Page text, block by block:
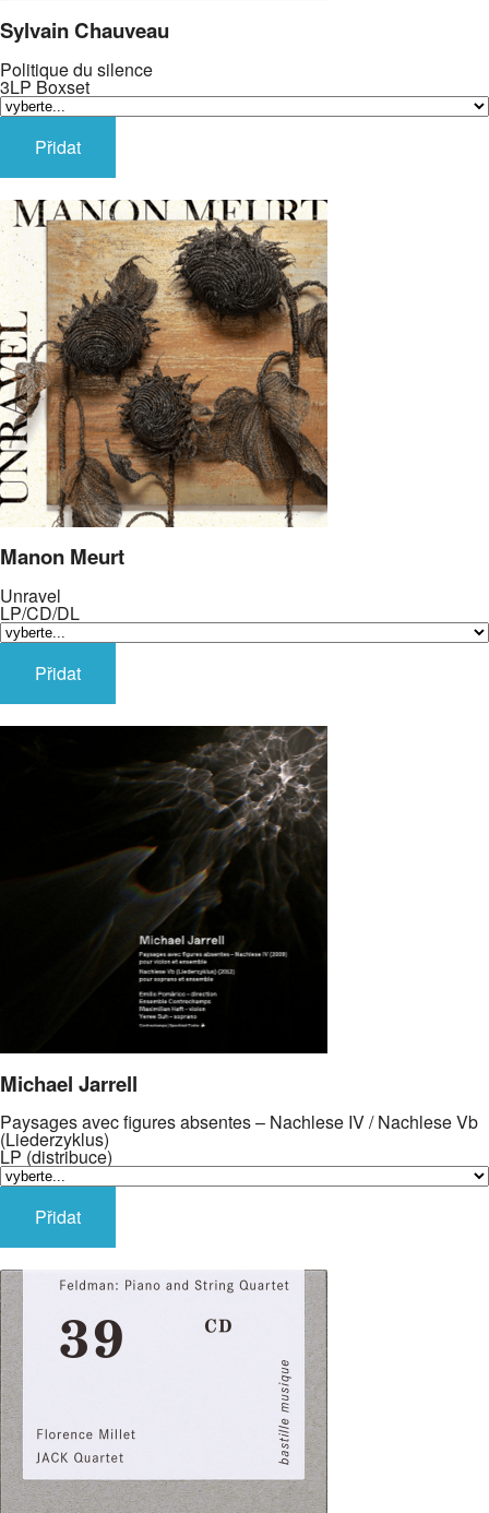
Sylvain Chauveau
Politique du silence
3LP Boxset
Přidat
Manon Meurt
Unravel
LP/CD/DL
Přidat
Michael Jarrell
Paysages avec figures absentes – Nachlese IV / Nachlese Vb
(Liederzyklus)
LP (distribuce)
Přidat